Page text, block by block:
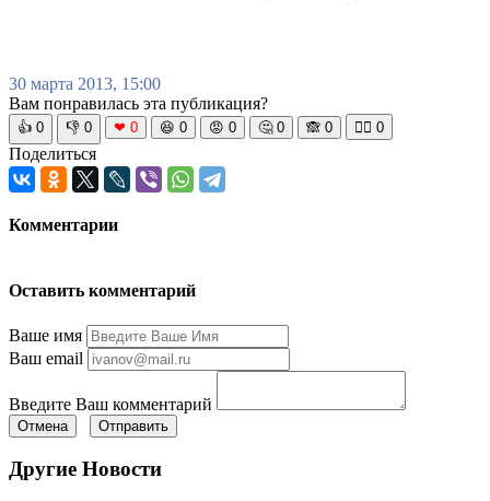
30 марта 2013, 15:00
Вам понравилась эта публикация?
👍 0 👎 0 ❤ 0 😆 0 😡 0 🤔 0 🙈 0 🧘‍♀️ 0
Поделиться
Комментарии
Оставить комментарий
Ваше имя
Ваш email
Введите Ваш комментарий
Отмена Отправить
Другие Новости